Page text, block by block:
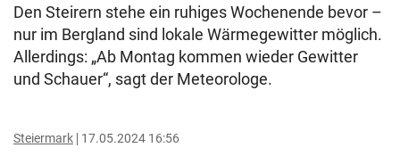
Den Steirern stehe ein ruhiges Wochenende bevor –
nur im Bergland sind lokale Wärmegewitter möglich.
Allerdings: „Ab Montag kommen wieder Gewitter
und Schauer“, sagt der Meteorologe.
Steiermark 17.05.2024 16:56